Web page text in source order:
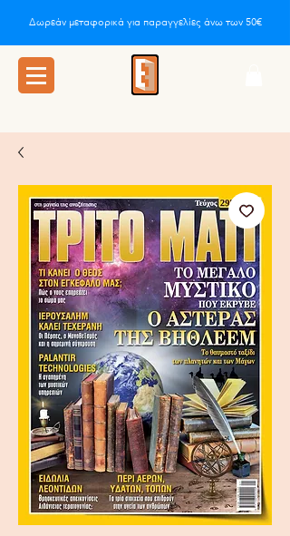
Δωρεάν μεταφορικά για παραγγελίες άνω των 50€